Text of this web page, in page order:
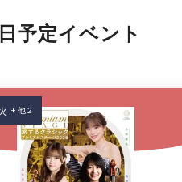
予定イベント
+ 他 2